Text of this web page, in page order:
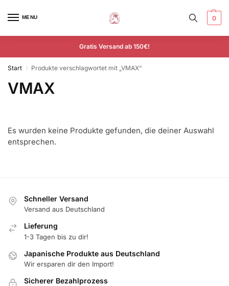
MENU 0
Gratis Versand ab 150€!
Start / Produkte verschlagwortet mit „VMAX“
VMAX
Es wurden keine Produkte gefunden, die deiner Auswahl
entsprechen.
Schneller Versand
Versand aus Deutschland
Lieferung
1-3 Tagen bis zu dir!
Japanische Produkte aus Deutschland
Wir ersparen dir den Import!
Sicherer Bezahlprozess